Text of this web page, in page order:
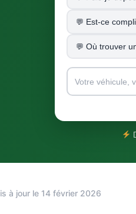
Est-ce
Où trouver
à jour le 14 février 2026